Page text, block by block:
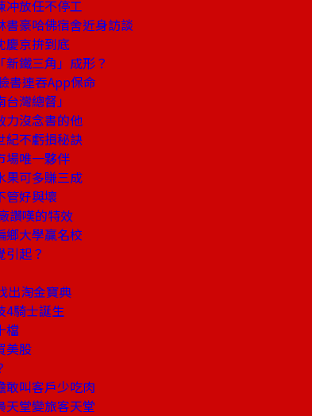
放任不停工
豪哈佛宿舍近身訪談
慶京拚到底
鐵三角」成形？
連吞App保命
灣總督」
沒念書的他
不虧損秘訣
場唯一夥伴
可多賺三成
好與壞
讚嘆的特效
大學贏名校
引起？
淘金寶典
騎士誕生
檔
美股
叫客戶少吃肉
堂變旅客天堂